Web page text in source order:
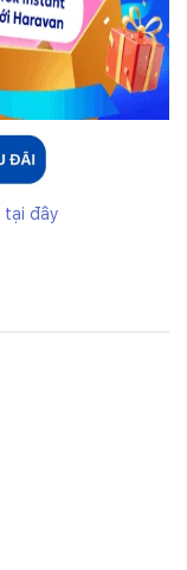
tại đây